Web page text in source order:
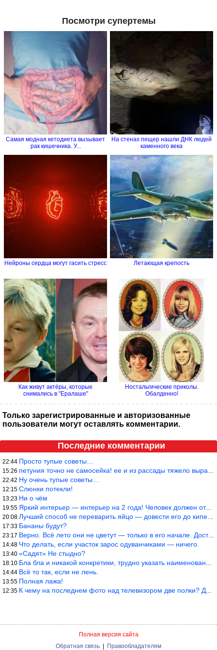
Посмотри супертемы
Самая модная кетодиета вызывает
рак кишечника. У...
На стенах пещер нашли ДНК людей
каменного века
Нейроны сердца могут гасить стресс Летающая крепость
Как живут актёры, которые
снимались в "Ералаше"
Ностальгические приколы.
Обалденно!
Только зарегистрированные и авторизованные
пользователи могут оставлять комментарии.
Последние комментарии
22:44 Просто тупые советы…
15:26 петуния точно не самосейка! ее и из рассады тяжело вырастить!
22:42 Ну очень тупые советы…
12:15 Слюнки потекли!
13:23 Ни о чём
19:55 Яркий интерьер — интерьер на 2 года! Человек должен отдыхать в с
20:08 Лучший способ не переварить яйцо — довести его до кипения и выкл
17:33 Бананы будут?
23:17 Верно. Всё лето они не цветут — только в его начале. Достаточно
14:48 Что делать, если участок зарос одуванчиками — ничего.
13:40 «Садят» Не стыдно?
18:10 Бла бла и никакой конкретики, трудно указать наименование рекоме
14:44 Всё то так, если не лень.
13:55 Полная лажа!
12:35 К чему на последнем фото над телевизором две полки? Делают интер
Полная версия сайта
Обратная связь | Правообладателям